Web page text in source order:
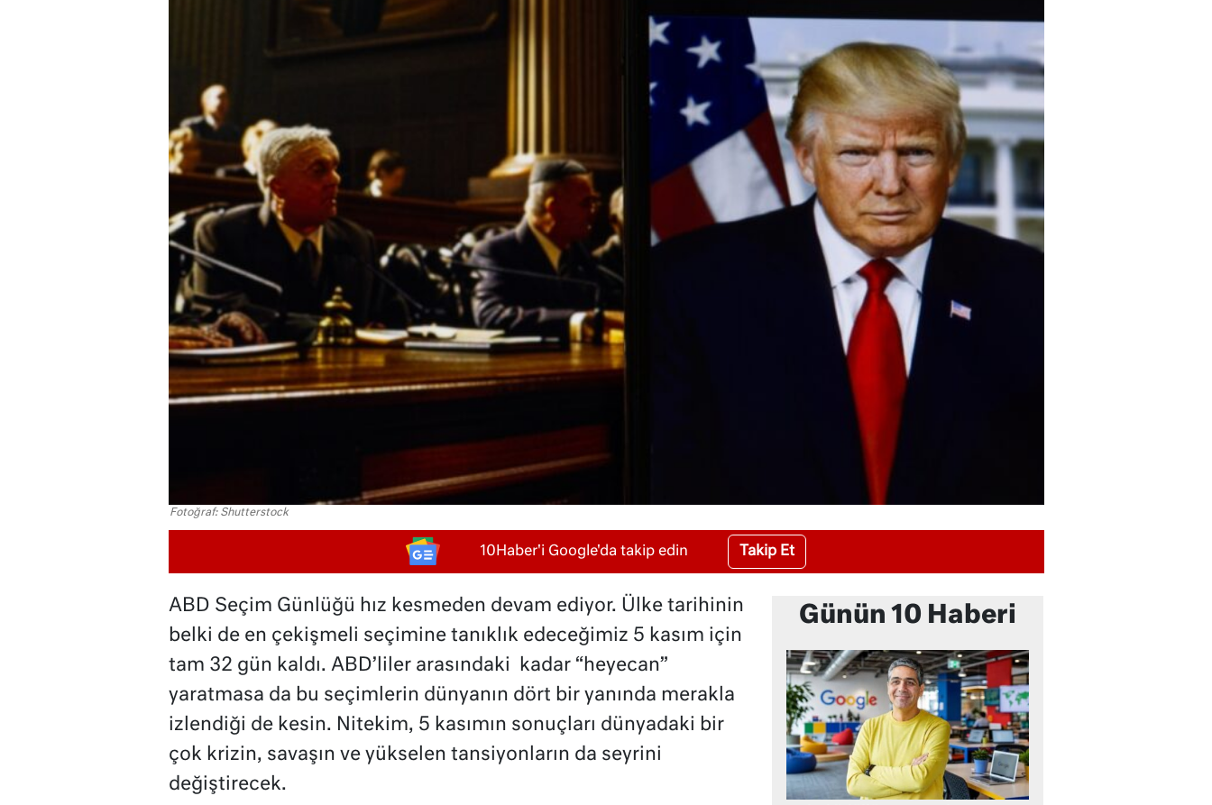
Fotoğraf: Shutterstock
10Haber'i Google'da takip edin Takip Et
ABD Seçim Günlüğü hız kesmeden devam ediyor. Ülke tarihinin
belki de en çekişmeli seçimine tanıklık edeceğimiz 5 kasım için
tam 32 gün kaldı. ABD’liler arasındaki kadar “heyecan”
yaratmasa da bu seçimlerin dünyanın dört bir yanında merakla
izlendiği de kesin. Nitekim, 5 kasımın sonuçları dünyadaki bir
çok krizin, savaşın ve yükselen tansiyonların da seyrini
değiştirecek.
Günün 10 Haberi